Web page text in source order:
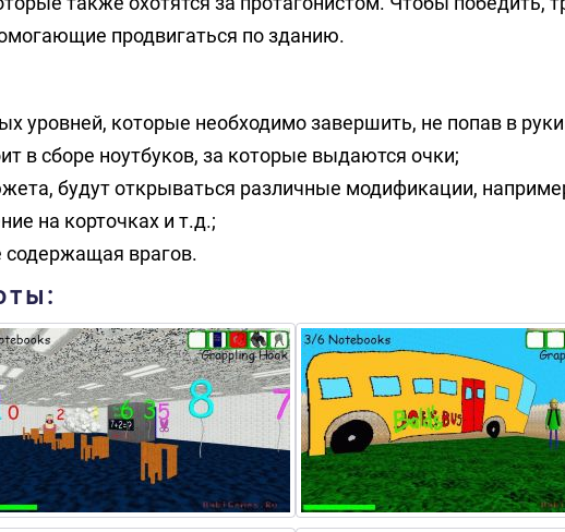
продвигаться по зданию.
уровней, которые необходимо завершить, не попав в
в сборе ноутбуков, за которые выдаются очки;
будут открываться различные модификации,
на корточках и т.д.;
содержащая врагов.